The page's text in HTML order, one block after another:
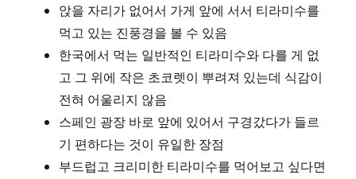
앉을 자리가 없어서 가게 앞에 서서 티라미수를
먹고 있는 진풍경을 볼 수 있음
한국에서 먹는 일반적인 티라미수와 다를 게 없
고 그 위에 작은 초코렛이 뿌려져 있는데 식감이
전혀 어울리지 않음
스페인 광장 바로 앞에 있어서 구경갔다가 들르
기 편하다는 것이 유일한 장점
부드럽고 크리미한 티라미수를 먹어보고 싶다면